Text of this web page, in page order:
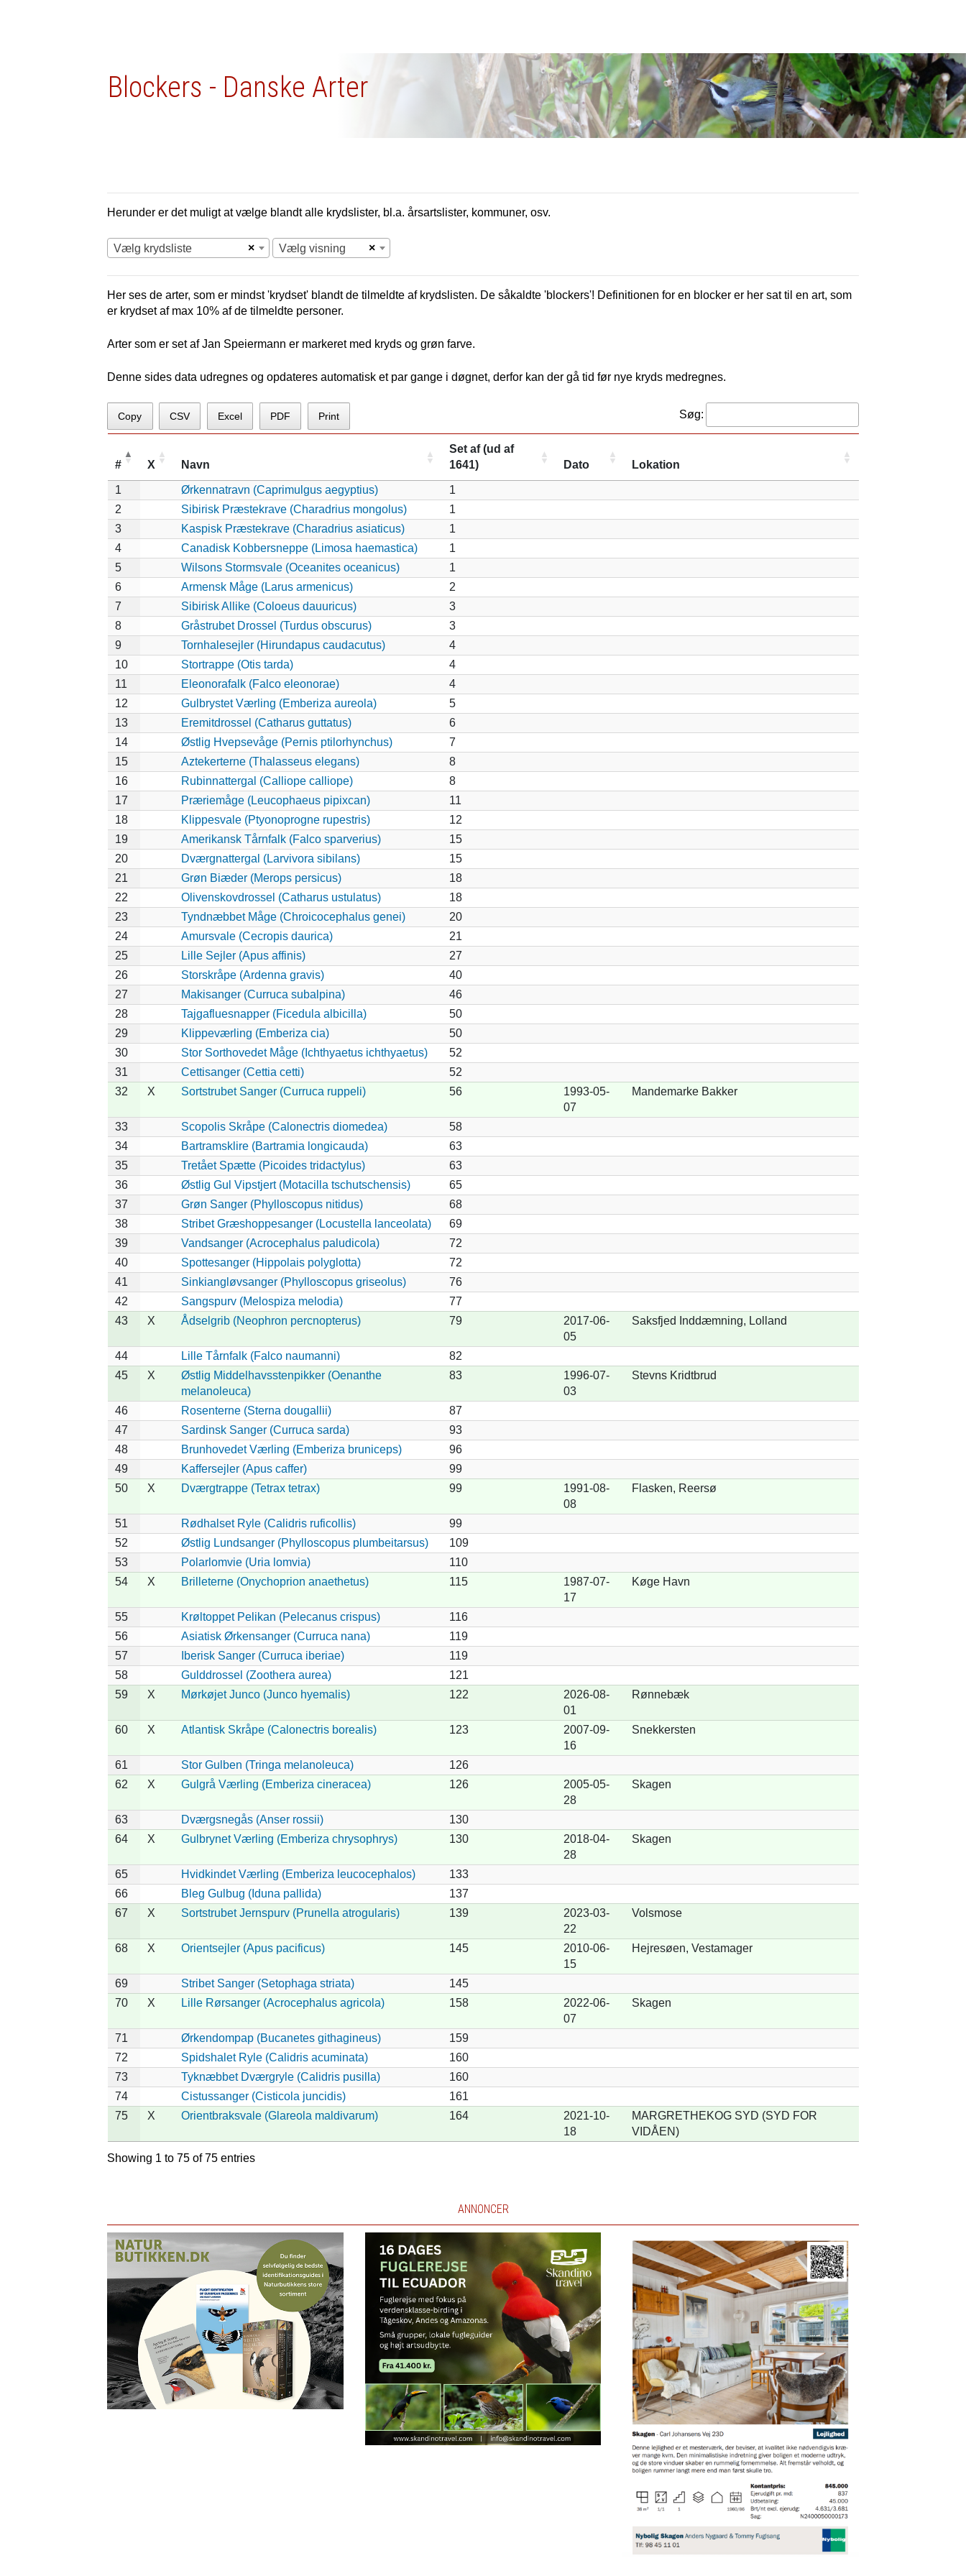
Blockers - Danske Arter
Herunder er det muligt at vælge blandt alle krydslister, bl.a. årsartslister, kommuner, osv.
×
Vælg krydsliste ×
Vælg visning
Her ses de arter, som er mindst 'krydset' blandt de tilmeldte af krydslisten. De såkaldte 'blockers'! Definitionen for en blocker er her sat til en art, som
er krydset af max 10% af de tilmeldte personer.
Arter som er set af Jan Speiermann er markeret med kryds og grøn farve.
Denne sides data udregnes og opdateres automatisk et par gange i døgnet, derfor kan der gå tid før nye kryds medregnes.
Copy CSV Excel PDF Print Søg:
# X Navn
Set af (ud af
1641)
Dato Lokation
1 Ørkennatravn (Caprimulgus aegyptius)
1
2
Sibirisk Præstekrave (Charadrius mongolus)
1
3
Kaspisk Præstekrave (Charadrius asiaticus)
1
4
Canadisk Kobbersneppe (Limosa haemastica)
1
5
Wilsons Stormsvale (Oceanites oceanicus)
1
6
Armensk Måge (Larus armenicus)
2
7
Sibirisk Allike (Coloeus dauuricus)
3
8
Gråstrubet Drossel (Turdus obscurus)
3
9
Tornhalesejler (Hirundapus caudacutus)
4
10
Stortrappe (Otis tarda)
4
11
Eleonorafalk (Falco eleonorae)
4
12
Gulbrystet Værling (Emberiza aureola)
5
13
Eremitdrossel (Catharus guttatus)
6
14
Østlig Hvepsevåge (Pernis ptilorhynchus)
7
15
Aztekerterne (Thalasseus elegans)
8
16
Rubinnattergal (Calliope calliope)
8
17
Præriemåge (Leucophaeus pipixcan)
11
18
Klippesvale (Ptyonoprogne rupestris)
12
19
Amerikansk Tårnfalk (Falco sparverius)
15
20
Dværgnattergal (Larvivora sibilans)
15
21
Grøn Biæder (Merops persicus)
18
22
Olivenskovdrossel (Catharus ustulatus)
18
23
Tyndnæbbet Måge (Chroicocephalus genei)
20
24
Amursvale (Cecropis daurica)
21
25
Lille Sejler (Apus affinis)
27
26
Storskråpe (Ardenna gravis)
40
27
Makisanger (Curruca subalpina)
46
28
Tajgafluesnapper (Ficedula albicilla)
50
29
Klippeværling (Emberiza cia)
50
30
Stor Sorthovedet Måge (Ichthyaetus ichthyaetus)
52
31
Cettisanger (Cettia cetti)
52
32
X Sortstrubet Sanger (Curruca ruppeli) 56
1993-05-
07
Mandemarke Bakker
33 Scopolis Skråpe (Calonectris diomedea)
58
34
Bartramsklire (Bartramia longicauda)
63
35
Tretået Spætte (Picoides tridactylus)
63
36
Østlig Gul Vipstjert (Motacilla tschutschensis)
65
37
Grøn Sanger (Phylloscopus nitidus)
68
38
Stribet Græshoppesanger (Locustella lanceolata)
69
39
Vandsanger (Acrocephalus paludicola)
72
40
Spottesanger (Hippolais polyglotta)
72
41
Sinkiangløvsanger (Phylloscopus griseolus)
76
42
Sangspurv (Melospiza melodia)
77
43
X Ådselgrib (Neophron percnopterus) 79
2017-06-
05
Saksfjed Inddæmning, Lolland
44 Lille Tårnfalk (Falco naumanni)
82
45
X
Østlig Middelhavsstenpikker (Oenanthe
melanoleuca)
83
1996-07-
03
Stevns Kridtbrud
46 Rosenterne (Sterna dougallii)
87
47
Sardinsk Sanger (Curruca sarda)
93
48
Brunhovedet Værling (Emberiza bruniceps)
96
49
Kaffersejler (Apus caffer)
99
50
X Dværgtrappe (Tetrax tetrax) 99
1991-08-
08
Flasken, Reersø
51 Rødhalset Ryle (Calidris ruficollis)
99
52
Østlig Lundsanger (Phylloscopus plumbeitarsus)
109
53
Polarlomvie (Uria lomvia)
110
54
X Brilleterne (Onychoprion anaethetus) 115
1987-07-
17
Køge Havn
55 Krøltoppet Pelikan (Pelecanus crispus)
116
56
Asiatisk Ørkensanger (Curruca nana)
119
57
Iberisk Sanger (Curruca iberiae)
119
58
Gulddrossel (Zoothera aurea)
121
59
X Mørkøjet Junco (Junco hyemalis) 122
2026-08-
01
Rønnebæk
60 X Atlantisk Skråpe (Calonectris borealis) 123
2007-09-
16
Snekkersten
61 Stor Gulben (Tringa melanoleuca)
126
62
X Gulgrå Værling (Emberiza cineracea) 126
2005-05-
28
Skagen
63 Dværgsnegås (Anser rossii)
130
64
X Gulbrynet Værling (Emberiza chrysophrys) 130
2018-04-
28
Skagen
65 Hvidkindet Værling (Emberiza leucocephalos)
133
66
Bleg Gulbug (Iduna pallida)
137
67
X Sortstrubet Jernspurv (Prunella atrogularis) 139
2023-03-
22
Volsmose
68 X Orientsejler (Apus pacificus) 145
2010-06-
15
Hejresøen, Vestamager
69 Stribet Sanger (Setophaga striata)
145
70
X Lille Rørsanger (Acrocephalus agricola) 158
2022-06-
07
Skagen
71 Ørkendompap (Bucanetes githagineus)
159
72
Spidshalet Ryle (Calidris acuminata)
160
73
Tyknæbbet Dværgryle (Calidris pusilla)
160
74
Cistussanger (Cisticola juncidis)
161
75
X Orientbraksvale (Glareola maldivarum) 164
2021-10-
18
MARGRETHEKOG SYD (SYD FOR
VIDÅEN)
Showing 1 to 75 of 75 entries
ANNONCER